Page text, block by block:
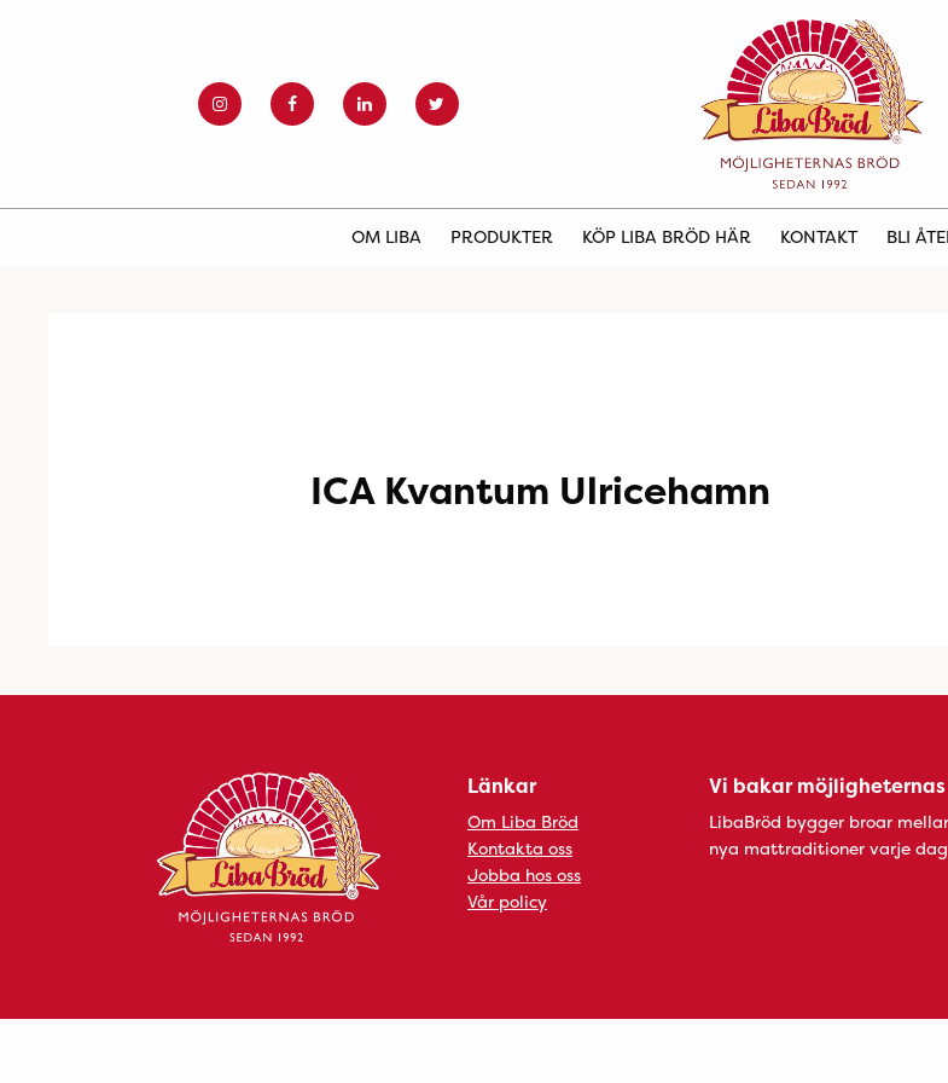
OM LIBA PRODUKTER KÖP LIBA BRÖD HÄR KONTAKT BLI
ICA Kvantum Ulricehamn
Länkar
Om Liba Bröd
Kontakta oss
Jobba hos oss
Vår policy
Vi bakar
LibaBröd bygger broar
nya mattraditioner varje